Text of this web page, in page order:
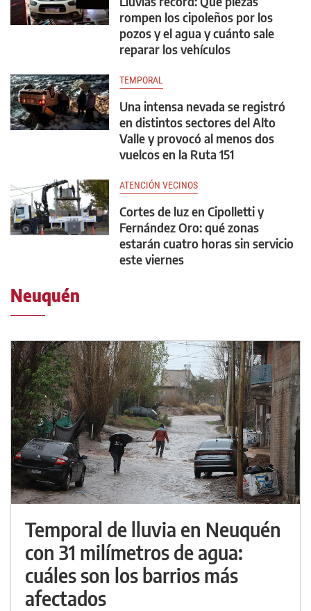
rompen los cipoleños por los
pozos y el agua y cuánto sale
reparar los vehículos
TEMPORAL
Una intensa nevada se registró
en distintos sectores del Alto
Valle y provocó al menos dos
vuelcos en la Ruta 151
ATENCIÓN VECINOS
Cortes de luz en Cipolletti y
Fernández Oro: qué zonas
estarán cuatro horas sin servicio
este viernes
Neuquén
Temporal de lluvia en Neuquén
con 31 milímetros de agua:
cuáles son los barrios más
afectados